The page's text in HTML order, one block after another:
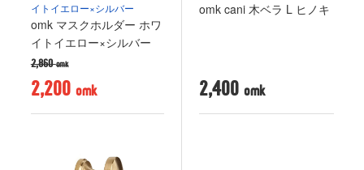
omk マスクホルダー ホワ
イトイエロー×シルバー
2,860
2,200
omk cani 木ベラ L ヒノキ
2,400